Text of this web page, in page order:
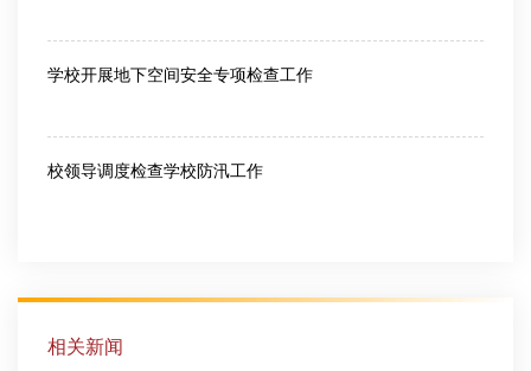
学校开展地下空间安全专项检查工作
校领导调度检查学校防汛工作
相关新闻